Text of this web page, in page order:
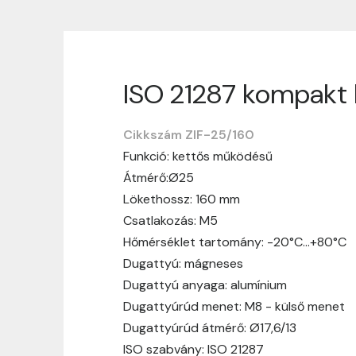
ISO 21287
Cikkszám ZIF-25/160
Funkció: kettős működésű
Átmérő:Ø25
Lökethossz: 160 mm
Csatlakozás: M5
Hőmérséklet tartomány: -20°C…+80°C
Dugattyú: mágneses
Dugattyú anyaga: alumínium
Dugattyúrúd menet: M8 - külső menet
Dugattyúrúd átmérő: Ø17,6/13
ISO szabvány: ISO 21287
Szállítási
Nagyon köszönjük, hogy
vásárlásotok gördülékenyen és
hosszabb ideig tart, előre
Szállítási díj:
A szállítási díj függ
megtekinthetitek, mielőtt a